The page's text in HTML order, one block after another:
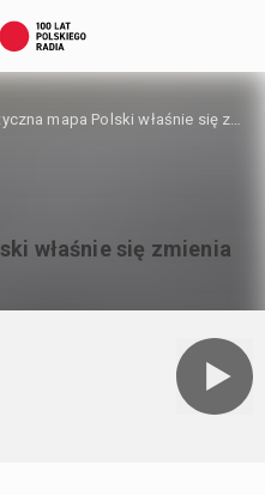
Energetyczna mapa Polski właśnie się zmienia
właśnie się zmienia